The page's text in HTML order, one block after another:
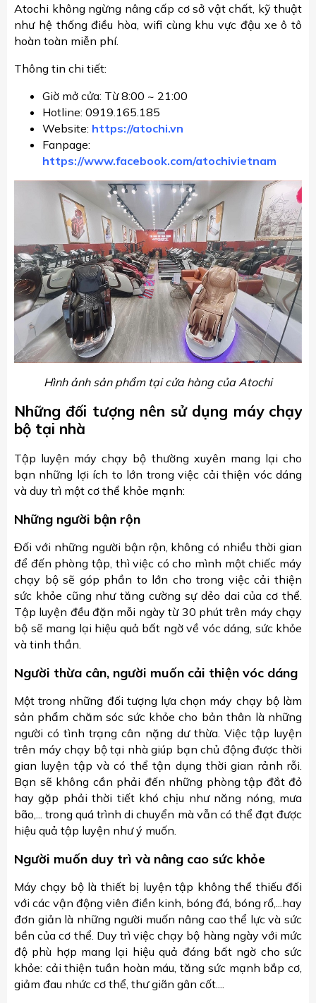
Atochi không ngừng nâng cấp cơ sở vật chất, kỹ thuật
như hệ thống điều hòa, wifi cùng khu vực đậu xe ô tô
hoàn toàn miễn phí.
Thông tin chi tiết:
Giờ mở cửa: Từ 8:00 ~ 21:00
Hotline: 0919.165.185
Website: https://atochi.vn
Fanpage:
https://www.facebook.com/atochivietnam
Hình ảnh sản phẩm tại cửa hàng của Atochi
Những đối tượng nên sử dụng máy chạy
bộ tại nhà
Tập luyện máy chạy bộ thường xuyên mang lại cho
bạn những lợi ích to lớn trong việc cải thiện vóc dáng
và duy trì một cơ thể khỏe mạnh:
Những người bận rộn
Đối với những người bận rộn, không có nhiều thời gian
để đến phòng tập, thì việc có cho mình một chiếc máy
chạy bộ sẽ góp phần to lớn cho trong việc cải thiện
sức khỏe cũng như tăng cường sự dẻo dai của cơ thể.
Tập luyện đều đặn mỗi ngày từ 30 phút trên máy chạy
bộ sẽ mang lại hiệu quả bất ngờ về vóc dáng, sức khỏe
và tinh thần.
Người thừa cân, người muốn cải thiện vóc dáng
Một trong những đối tượng lựa chọn máy chạy bộ làm
sản phẩm chăm sóc sức khỏe cho bản thân là những
người có tình trạng cân nặng dư thừa. Việc tập luyện
trên máy chạy bộ tại nhà giúp bạn chủ động được thời
gian luyện tập và có thể tận dụng thời gian rảnh rỗi.
Bạn sẽ không cần phải đến những phòng tập đắt đỏ
hay gặp phải thời tiết khó chịu như năng nóng, mưa
bão,... trong quá trình di chuyển mà vẫn có thể đạt được
hiệu quả tập luyện như ý muốn.
Người muốn duy trì và nâng cao sức khỏe
Máy chạy bộ là thiết bị luyện tập không thể thiếu đối
với các vận động viên điền kinh, bóng đá, bóng rổ,...hay
đơn giản là những người muốn nâng cao thể lực và sức
bền của cơ thể. Duy trì việc chạy bộ hàng ngày với mức
độ phù hợp mang lại hiệu quả đáng bất ngờ cho sức
khỏe: cải thiện tuần hoàn máu, tăng sức mạnh bắp cơ,
giảm đau nhức cơ thể, thư giãn gân cốt....